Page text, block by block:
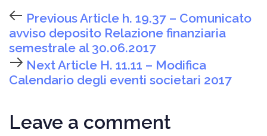
Previous Article h. 19.37 – Comunicato
avviso deposito Relazione finanziaria
semestrale al 30.06.2017
Next Article H. 11.11 – Modifica
Calendario degli eventi societari 2017
Leave a comment